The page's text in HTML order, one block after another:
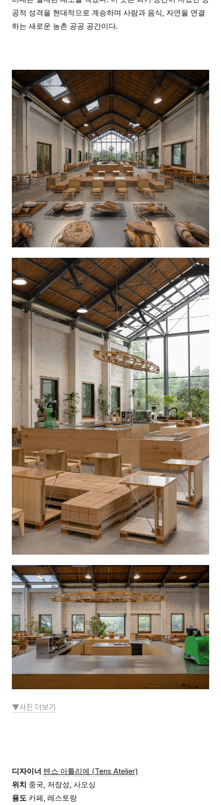
공적 성격을 현대적으로 계승하며 사람과 음식, 자연을 연결
하는 새로운 농촌 공공 공간이다.
▼사진 더보기
디자이너 텐스 아틀리에 (Tens Atelier)
위치 중국, 저장성, 사오싱
용도 카페, 레스토랑